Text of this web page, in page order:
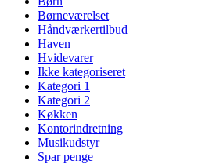
Børneværelset
Håndværkertilbud
Haven
Hvidevarer
Ikke kategoriseret
Kategori 1
Kategori 2
Køkken
Kontorindretning
Musikudstyr
Spar penge